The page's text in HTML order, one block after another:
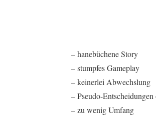
– hanebüchene Story
– stumpfes Gameplay
– keinerlei Abwechslung
– Pseudo-
– zu wenig Umfang